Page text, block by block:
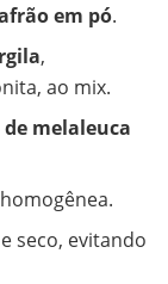
em pó.
,
ao mix.
de melaleuca
seco, evitando